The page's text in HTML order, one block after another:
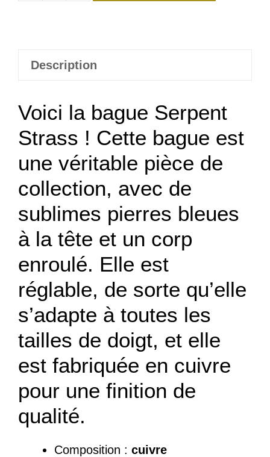
Strass
Description
Voici la bague Serpent
Strass ! Cette bague est
une véritable pièce de
collection, avec de
sublimes pierres bleues
à la tête et un corp
enroulé. Elle est
réglable, de sorte qu’elle
s’adapte à toutes les
tailles de doigt, et elle
est fabriquée en cuivre
pour une finition de
qualité.
Composition : cuivre